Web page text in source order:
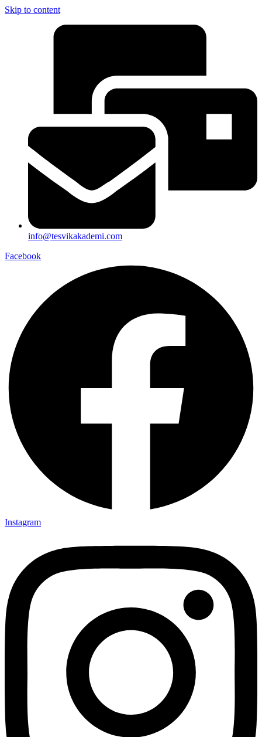
Skip to content
info@tesvikakademi.com
Facebook
Instagram